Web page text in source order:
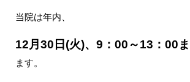
当院は年内、
12月30日(火)、9：00～13：00
ます。